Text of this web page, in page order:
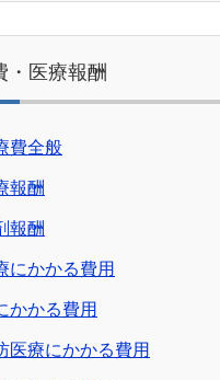
・医療報酬
費全般
報酬
報酬
にかかる費用
かかる費用
医療にかかる費用